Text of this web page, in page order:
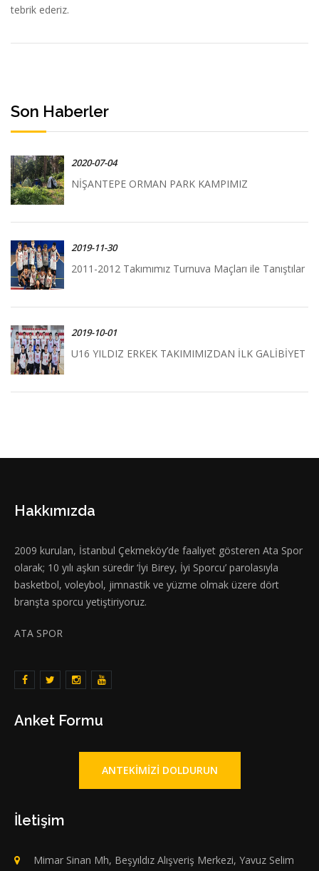
tebrik ederiz.
Son Haberler
2020-07-04
NİŞANTEPE ORMAN PARK KAMPIMIZ
2019-11-30
2011-2012 Takımımız Turnuva Maçları ile Tanıştılar
2019-10-01
U16 YILDIZ ERKEK TAKIMIMIZDAN İLK GALİBİYET
Hakkımızda
2009 kurulan, İstanbul Çekmeköy’de faaliyet gösteren Ata Spor
olarak; 10 yılı aşkın süredir ‘İyi Birey, İyi Sporcu’ parolasıyla
basketbol, voleybol, jimnastik ve yüzme olmak üzere dört
branşta sporcu yetiştiriyoruz.
ATA SPOR
Anket Formu
ANTEKIMIZI DOLDURUN
İletişim
Mimar Sinan Mh, Beşyıldız Alışveriş Merkezi, Yavuz Selim